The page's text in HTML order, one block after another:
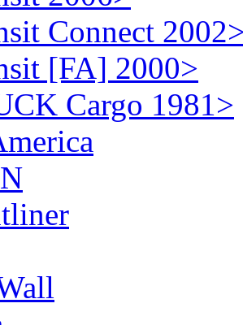
Connect
[FA] 2000>
Cargo 1981>